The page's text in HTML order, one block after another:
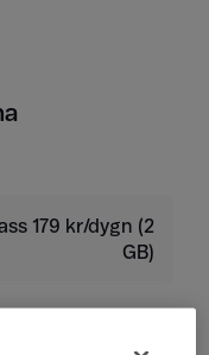
179 kr/dygn (2
GB)